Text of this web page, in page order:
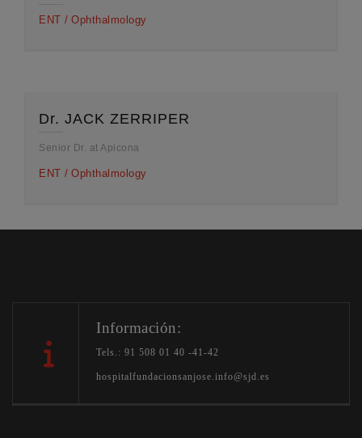
ENT Ophthalmology
Dr. JACK ZERRIPER
Senior Dr. at Apicona
ENT Ophthalmology
Información:
Tels.: 91 508 01 40 -41-42
hospitalfundacionsanjose.info@sjd.es